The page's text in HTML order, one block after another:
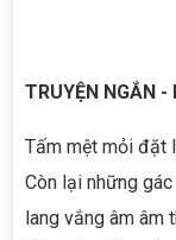
TRUYỆN NGẮN
Tấm mệt mỏi đặt
Còn lại những
lang vắng âm âm